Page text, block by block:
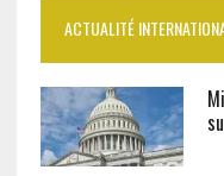
ACTUALITÉ